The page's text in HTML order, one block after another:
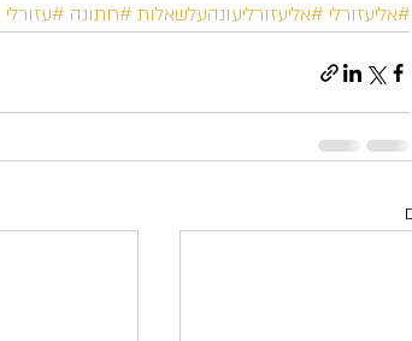
#אליעזורלי #אליעזורליעונהעלשאלות #חתונה #עזורלי